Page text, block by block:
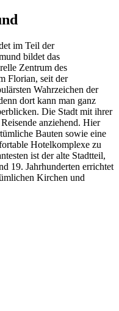
im Teil der
bildet das
Zentrum des
Florian, seit der
Wahrzeichen der
dort kann man ganz
Die Stadt mit ihrer
anziehend. Hier
Bauten sowie eine
Hotelkomplexe zu
ist der alte Stadtteil,
19. Jahrhunderten errichtet
Kirchen und